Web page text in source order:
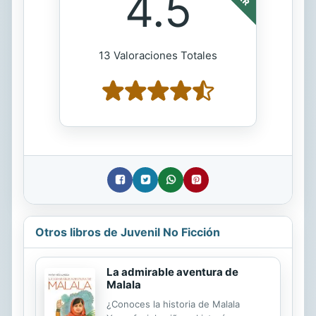
13 Valoraciones Totales
Otros libros de Juvenil No Ficción
La admirable aventura de
Malala
¿Conoces la historia de Malala